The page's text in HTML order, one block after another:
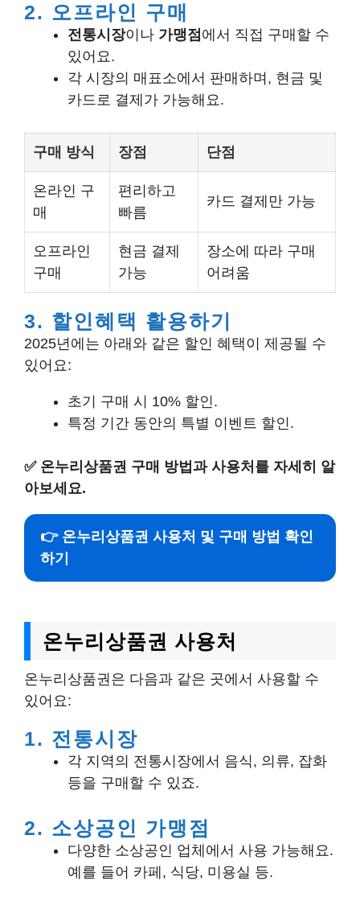
2. 오프라인 구매
전통시장이나 가맹점 에서 직접 구매할 수
있어요.
각 시장의 매표소에서 판매하며, 현금 및
카드로 결제가 가능해요.
구매 방식 장점 단점
온라인 구
매
편리하고
빠름
카드 결제만 가능
오프라인
구매
현금 결제
가능
장소에 따라 구매
어려움
3. 할인혜택 활용하기
2025년에는 아래와 같은 할인 혜택이 제공될 수
있어요:
초기 구매 시 10% 할인.
특정 기간 동안의 특별 이벤트 할인.
✅ 온누리상품권 구매 방법과 사용처를 자세히 알
아보세요.
👉 온누리상품권 사용처 및 구매 방법 확인
하기
온누리상품권 사용처
온누리상품권은 다음과 같은 곳에서 사용할 수
있어요:
1. 전통시장
각 지역의 전통시장에서 음식, 의류, 잡화
등을 구매할 수 있죠.
2. 소상공인 가맹점
다양한 소상공인 업체에서 사용 가능해요.
예를 들어 카페, 식당, 미용실 등.